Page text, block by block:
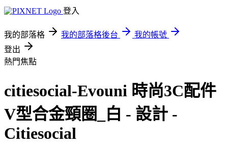
登入
我的部落格 我的部落格後台
我的帳號
登出
熱門焦點
citiesocial-Evouni 時尚3C配件
V型合金頸圈_白 - 設計 -
Citiesocial